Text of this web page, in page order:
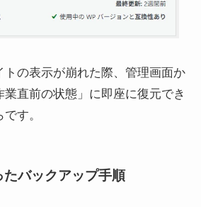
トの表示が崩れた際、管理画面か
業直前の状態」に即座に復元でき
す。
バックアップ手順